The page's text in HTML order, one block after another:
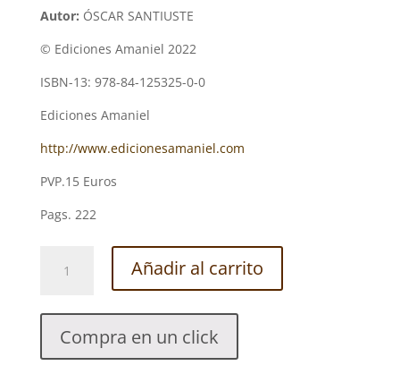
Autor: ÓSCAR SANTIUSTE
© Ediciones Amaniel 2022
ISBN-13: 978-84-125325-0-0
Ediciones Amaniel
http://www.edicionesamaniel.com
PVP.15 Euros
Pags. 222
BUSCA
PLADUR.
ÓSCAR
SANTIUSTE
Añadir al carrito
Compra en un click